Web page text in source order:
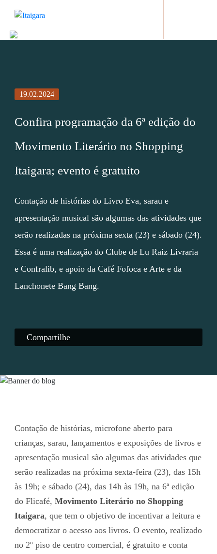
19.02.2024
Confira programação da 6ª edição do
Movimento Literário no Shopping
Itaigara; evento é gratuito
Contação de histórias do Livro Eva, sarau e
apresentação musical são algumas das atividades que
serão realizadas na próxima sexta (23) e sábado (24).
Essa é uma realização do Clube de Lu Raiz Livraria
e Confralib, e apoio da Café Fofoca e Arte e da
Lanchonete Bang Bang.
Compartilhe
Contação de histórias, microfone aberto para
crianças, sarau, lançamentos e exposições de livros e
apresentação musical são algumas das atividades que
serão realizadas na próxima sexta-feira (23), das 15h
às 19h; e sábado (24), das 14h às 19h, na 6ª edição
do Flicafé, Movimento Literário no Shopping
Itaigara, que tem o objetivo de incentivar a leitura e
democratizar o acesso aos livros. O evento, realizado
no 2º piso de centro comercial, é gratuito e conta